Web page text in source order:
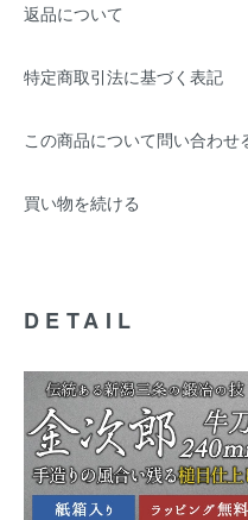
返品について
特定商取引法に基づく表記
この商品について問い合わせ
買い物を続ける
DETAIL